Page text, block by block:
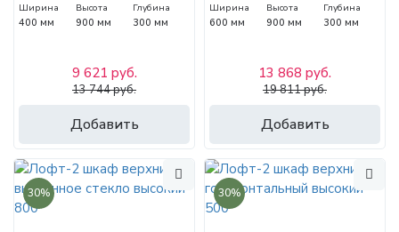
Ширина
400 мм
Высота
900 мм
Глубина
300 мм
Добавить
9 621 руб.
13 744 руб.
Ширина
600 мм
Высота
900 мм
Глубина
300 мм
Добавить
13 868 руб.
19 811 руб.
30% 30%